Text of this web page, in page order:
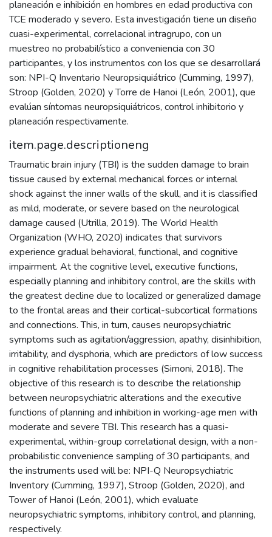
planeación e inhibición en hombres en edad productiva con
TCE moderado y severo. Esta investigación tiene un diseño
cuasi-experimental, correlacional intragrupo, con un
muestreo no probabilístico a conveniencia con 30
participantes, y los instrumentos con los que se desarrollará
son: NPI-Q Inventario Neuropsiquiátrico (Cumming, 1997),
Stroop (Golden, 2020) y Torre de Hanoi (León, 2001), que
evalúan síntomas neuropsiquiátricos, control inhibitorio y
planeación respectivamente.
item.page.descriptioneng
Traumatic brain injury (TBI) is the sudden damage to brain
tissue caused by external mechanical forces or internal
shock against the inner walls of the skull, and it is classified
as mild, moderate, or severe based on the neurological
damage caused (Utrilla, 2019). The World Health
Organization (WHO, 2020) indicates that survivors
experience gradual behavioral, functional, and cognitive
impairment. At the cognitive level, executive functions,
especially planning and inhibitory control, are the skills with
the greatest decline due to localized or generalized damage
to the frontal areas and their cortical-subcortical formations
and connections. This, in turn, causes neuropsychiatric
symptoms such as agitation/aggression, apathy, disinhibition,
irritability, and dysphoria, which are predictors of low success
in cognitive rehabilitation processes (Simoni, 2018). The
objective of this research is to describe the relationship
between neuropsychiatric alterations and the executive
functions of planning and inhibition in working-age men with
moderate and severe TBI. This research has a quasi-
experimental, within-group correlational design, with a non-
probabilistic convenience sampling of 30 participants, and
the instruments used will be: NPI-Q Neuropsychiatric
Inventory (Cumming, 1997), Stroop (Golden, 2020), and
Tower of Hanoi (León, 2001), which evaluate
neuropsychiatric symptoms, inhibitory control, and planning,
respectively.